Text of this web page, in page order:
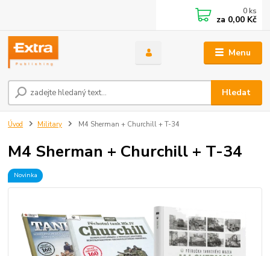
Menu
Hledat
0 ks
za 0,00 Kč
Úvod Military M4 Sherman + Churchill + T-34
M4 Sherman + Churchill + T-34
Novinka